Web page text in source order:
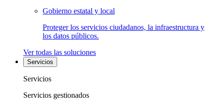
Gobierno estatal y local
Proteger los servicios ciudadanos, la infraestructura y
los datos públicos.
Ver todas las soluciones
Servicios
Servicios
Servicios gestionados